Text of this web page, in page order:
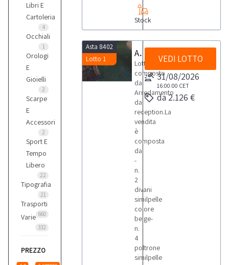
Libri E
Cartoleria
4
Occhiali
1
Orologi
E
Gioielli
2
Scarpe
E
Accessori
2
Sport E
Tempo
Libero
22
Tipografia
21
Trasporti
660
Varie
332
PREZZO
Stock
Asta 8402
Lotto 1
Arredamento reception
Lotto
composto
da
Arredamento
da
reception.La
vendita
è
composta
da:
-
n.
2
divani
similpelle
colore
beige-
n.
4
poltrone
similpelle
VEDI LOTTO
31/08/2026
16:00:00 CET
da 2.126 €